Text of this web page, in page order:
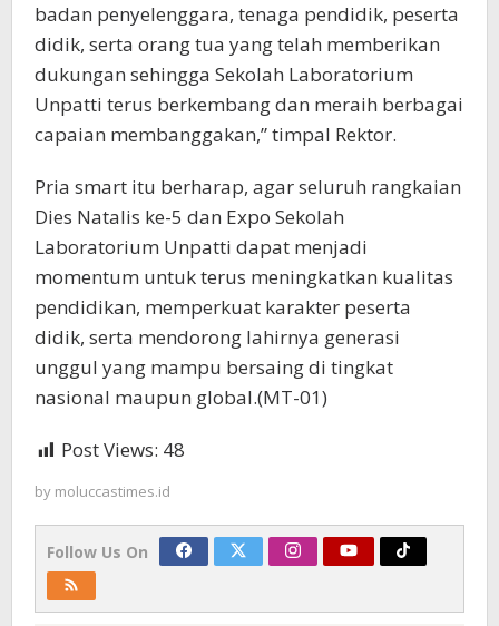
badan penyelenggara, tenaga pendidik, peserta
didik, serta orang tua yang telah memberikan
dukungan sehingga Sekolah Laboratorium
Unpatti terus berkembang dan meraih berbagai
capaian membanggakan,” timpal Rektor.
Pria smart itu berharap, agar seluruh rangkaian
Dies Natalis ke-5 dan Expo Sekolah
Laboratorium Unpatti dapat menjadi
momentum untuk terus meningkatkan kualitas
pendidikan, memperkuat karakter peserta
didik, serta mendorong lahirnya generasi
unggul yang mampu bersaing di tingkat
nasional maupun global.(MT-01)
Post Views: 48
by moluccastimes.id
Follow Us On